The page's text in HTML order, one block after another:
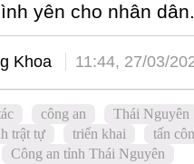
yên cho nhân dân.­
Khoa 11:44, 27/03/
công an
Thái Nguyên
trật tự
triển khai
tấn
Công an tỉnh Thái Nguyên